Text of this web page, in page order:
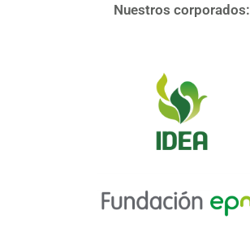
Nuestros corporados: